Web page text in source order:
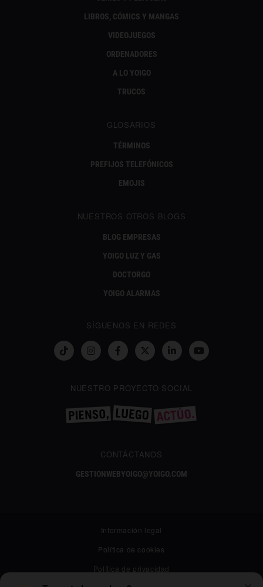
LIBROS, CÓMICS Y MANGAS
VIDEOJUEGOS
ORDENADORES
A LO YOIGO
TRUCOS
GLOSARIOS
TÉRMINOS
PREFIJOS TELEFÓNICOS
EMOJIS
NUESTROS OTROS BLOGS
BLOG EMPRESAS
YOIGO LUZ Y GAS
DOCTORGO
YOIGO ALARMAS
SÍGUENOS EN REDES
NUESTRO PROYECTO SOCIAL
CONTÁCTANOS
GESTIONWEBYOIGO@YOIGO.COM
Información legal
Política de cookies
Política de privacidad